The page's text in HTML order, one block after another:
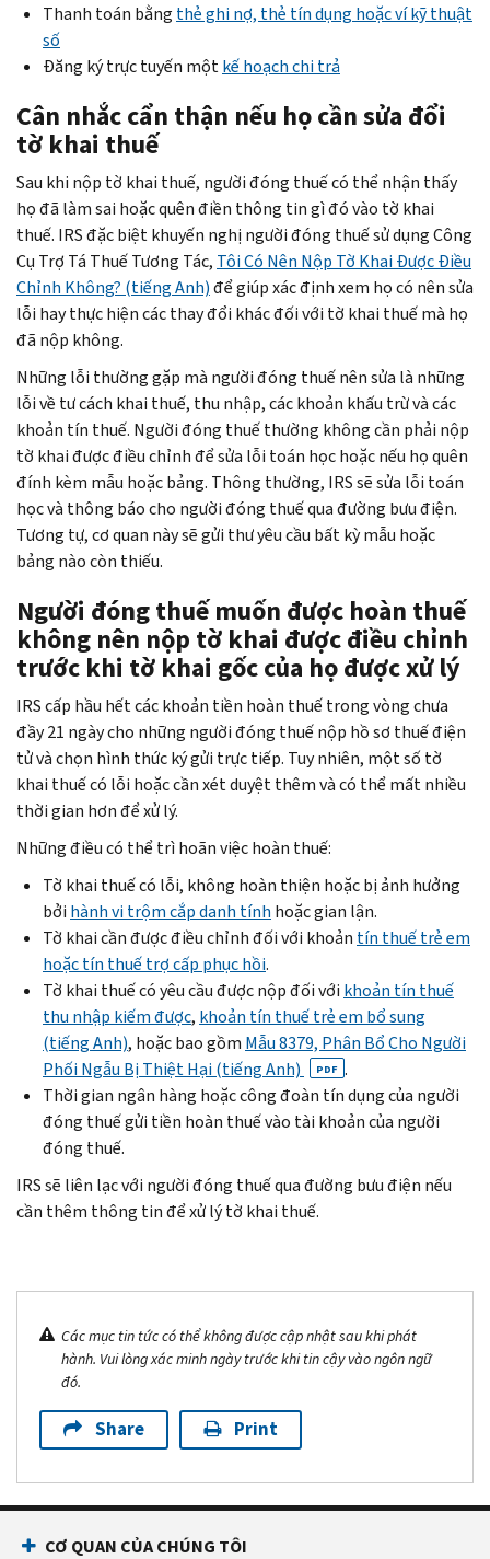
Thanh toán bằng thẻ ghi nợ, thẻ tín dụng hoặc ví kỹ thuật
số
Đăng ký trực tuyến mộtkế hoạch chi trả
Cân nhắc cẩn thận nếu họ cần sửa đổi
tờ khai thuế
Sau khi nộp tờ khai thuế, người đóng thuế có thể nhận thấy
họ đã làm sai hoặc quên điền thông tin gì đó vào tờ khai
thuế. IRS đặc biệt khuyến nghị người đóng thuế sử dụng Công
Cụ Trợ Tá Thuế Tương Tác, Tôi Có Nên Nộp Tờ Khai Được Điều
Chỉnh Không? (tiếng Anh)để giúp xác định xem họ có nên sửa
lỗi hay thực hiện các thay đổi khác đối với tờ khai thuế mà họ
đã nộp không.
Những lỗi thường gặp mà người đóng thuế nên sửa là những
lỗi về tư cách khai thuế, thu nhập, các khoản khấu trừ và các
khoản tín thuế. Người đóng thuế thường không cần phải nộp
tờ khai được điều chỉnh để sửa lỗi toán học hoặc nếu họ quên
đính kèm mẫu hoặc bảng. Thông thường, IRS sẽ sửa lỗi toán
học và thông báo cho người đóng thuế qua đường bưu điện.
Tương tự, cơ quan này sẽ gửi thư yêu cầu bất kỳ mẫu hoặc
bảng nào còn thiếu.
Người đóng thuế muốn được hoàn thuế
không nên nộp tờ khai được điều chỉnh
trước khi tờ khai gốc của họ được xử lý
IRS cấp hầu hết các khoản tiền hoàn thuế trong vòng chưa
đầy 21 ngày cho những người đóng thuế nộp hồ sơ thuế điện
tử và chọn hình thức ký gửi trực tiếp. Tuy nhiên, một số tờ
khai thuế có lỗi hoặc cần xét duyệt thêm và có thể mất nhiều
thời gian hơn để xử lý.
Những điều có thể trì hoãn việc hoàn thuế:
Tờ khai thuế có lỗi, không hoàn thiện hoặc bị ảnh hưởng
bởi hành vi trộm cắp danh tính hoặc gian lận.
Tờ khai cần được điều chỉnh đối với khoản tín thuế trẻ em
hoặc tín thuế trợ cấp phục hồi.
Tờ khai thuế có yêu cầu được nộp đối với khoản tín thuế
thu nhập kiếm được, khoản tín thuế trẻ em bổ sung
(tiếng Anh), hoặc bao gồm Mẫu 8379, Phân Bổ Cho Người
Phối Ngẫu Bị Thiệt Hại (tiếng Anh)
PDF .
Thời gian ngân hàng hoặc công đoàn tín dụng của người
đóng thuế gửi tiền hoàn thuế vào tài khoản của người
đóng thuế.
IRS sẽ liên lạc với người đóng thuế qua đường bưu điện nếu
cần thêm thông tin để xử lý tờ khai thuế.
Các mục tin tức có thể không được cập nhật sau khi phát
hành. Vui lòng xác minh ngày trước khi tin cậy vào ngôn ngữ
đó.
Share Print
CƠ QUAN CỦA CHÚNG TÔI